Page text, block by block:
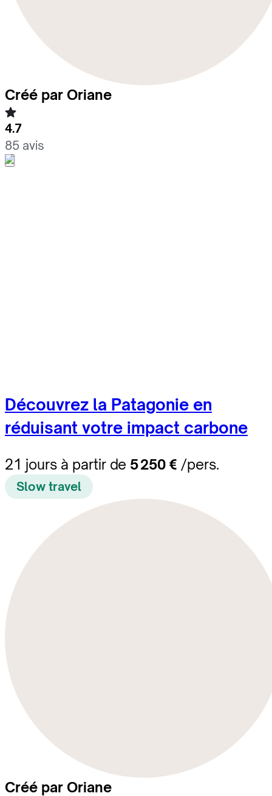
Créé par Oriane
4.7
85 avis
Découvrez la Patagonie en
réduisant votre impact carbone
21 jours à partir de 5 250 € /pers.
Slow travel
Créé par Oriane